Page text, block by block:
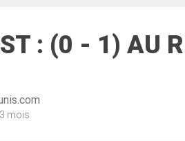
: (0 - 1) AU
mois